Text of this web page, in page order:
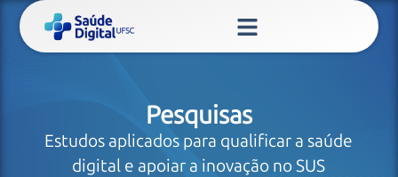
Pesquisas
Estudos aplicados para qualificar a saúde
digital e apoiar a inovação no SUS